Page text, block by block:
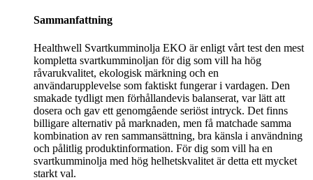
Sammanfattning
Healthwell Svartkumminolja EKO är enligt vårt test den mest
kompletta svartkumminoljan för dig som vill ha hög
råvarukvalitet, ekologisk märkning och en
användarupplevelse som faktiskt fungerar i vardagen. Den
smakade tydligt men förhållandevis balanserat, var lätt att
dosera och gav ett genomgående seriöst intryck. Det finns
billigare alternativ på marknaden, men få matchade samma
kombination av ren sammansättning, bra känsla i användning
och pålitlig produktinformation. För dig som vill ha en
svartkumminolja med hög helhetskvalitet är detta ett mycket
starkt val.